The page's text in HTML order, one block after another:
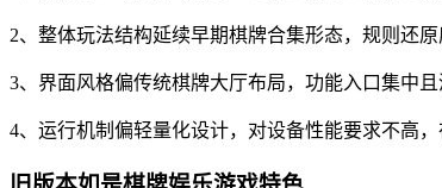
2、整体玩法结构延续早期棋牌合集形态，规则还
3、界面风格偏传统棋牌大厅布局，功能入口集中
4、运行机制偏轻量化设计，对设备性能要求不高